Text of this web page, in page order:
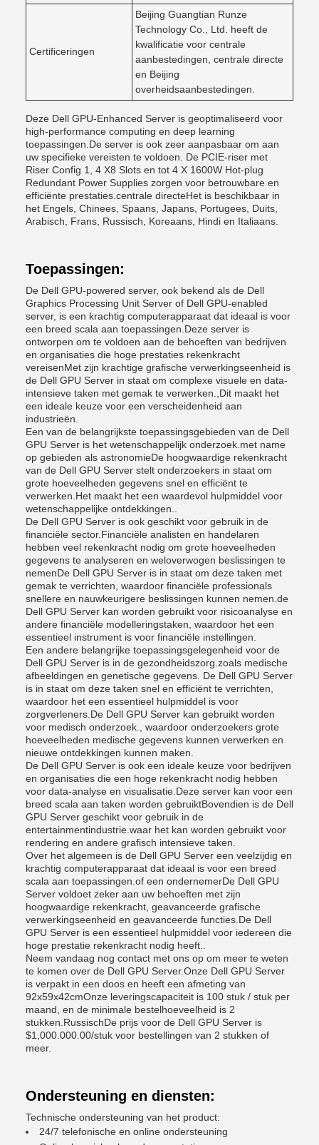
Certificeringen
Beijing Guangtian Runze
Technology Co., Ltd. heeft de
kwalificatie voor centrale
aanbestedingen, centrale directe
en Beijing
overheidsaanbestedingen.
Deze Dell GPU-Enhanced Server is geoptimaliseerd voor
high-performance computing en deep learning
toepassingen.De server is ook zeer aanpasbaar om aan
uw specifieke vereisten te voldoen. De PCIE-riser met
Riser Config 1, 4 X8 Slots en tot 4 X 1600W Hot-plug
Redundant Power Supplies zorgen voor betrouwbare en
efficiënte prestaties.centrale directeHet is beschikbaar in
het Engels, Chinees, Spaans, Japans, Portugees, Duits,
Arabisch, Frans, Russisch, Koreaans, Hindi en Italiaans.
Toepassingen:
De Dell GPU-powered server, ook bekend als de Dell
Graphics Processing Unit Server of Dell GPU-enabled
server, is een krachtig computerapparaat dat ideaal is voor
een breed scala aan toepassingen.Deze server is
ontworpen om te voldoen aan de behoeften van bedrijven
en organisaties die hoge prestaties rekenkracht
vereisenMet zijn krachtige grafische verwerkingseenheid is
de Dell GPU Server in staat om complexe visuele en data-
intensieve taken met gemak te verwerken.,Dit maakt het
een ideale keuze voor een verscheidenheid aan
industrieën.
Een van de belangrijkste toepassingsgebieden van de Dell
GPU Server is het wetenschappelijk onderzoek.met name
op gebieden als astronomieDe hoogwaardige rekenkracht
van de Dell GPU Server stelt onderzoekers in staat om
grote hoeveelheden gegevens snel en efficiënt te
verwerken.Het maakt het een waardevol hulpmiddel voor
wetenschappelijke ontdekkingen..
De Dell GPU Server is ook geschikt voor gebruik in de
financiële sector.Financiële analisten en handelaren
hebben veel rekenkracht nodig om grote hoeveelheden
gegevens te analyseren en weloverwogen beslissingen te
nemenDe Dell GPU Server is in staat om deze taken met
gemak te verrichten, waardoor financiële professionals
snellere en nauwkeurigere beslissingen kunnen nemen.de
Dell GPU Server kan worden gebruikt voor risicoanalyse en
andere financiële modelleringstaken, waardoor het een
essentieel instrument is voor financiële instellingen.
Een andere belangrijke toepassingsgelegenheid voor de
Dell GPU Server is in de gezondheidszorg.zoals medische
afbeeldingen en genetische gegevens. De Dell GPU Server
is in staat om deze taken snel en efficiënt te verrichten,
waardoor het een essentieel hulpmiddel is voor
zorgverleners.De Dell GPU Server kan gebruikt worden
voor medisch onderzoek., waardoor onderzoekers grote
hoeveelheden medische gegevens kunnen verwerken en
nieuwe ontdekkingen kunnen maken.
De Dell GPU Server is ook een ideale keuze voor bedrijven
en organisaties die een hoge rekenkracht nodig hebben
voor data-analyse en visualisatie.Deze server kan voor een
breed scala aan taken worden gebruiktBovendien is de Dell
GPU Server geschikt voor gebruik in de
entertainmentindustrie.waar het kan worden gebruikt voor
rendering en andere grafisch intensieve taken.
Over het algemeen is de Dell GPU Server een veelzijdig en
krachtig computerapparaat dat ideaal is voor een breed
scala aan toepassingen.of een ondernemerDe Dell GPU
Server voldoet zeker aan uw behoeften met zijn
hoogwaardige rekenkracht, geavanceerde grafische
verwerkingseenheid en geavanceerde functies.De Dell
GPU Server is een essentieel hulpmiddel voor iedereen die
hoge prestatie rekenkracht nodig heeft..
Neem vandaag nog contact met ons op om meer te weten
te komen over de Dell GPU Server.Onze Dell GPU Server
is verpakt in een doos en heeft een afmeting van
92x59x42cmOnze leveringscapaciteit is 100 stuk / stuk per
maand, en de minimale bestelhoeveelheid is 2
stukken.RussischDe prijs voor de Dell GPU Server is
$1,000.000.00/stuk voor bestellingen van 2 stukken of
meer.
Ondersteuning en diensten:
Technische ondersteuning van het product:
24/7 telefonische en online ondersteuning